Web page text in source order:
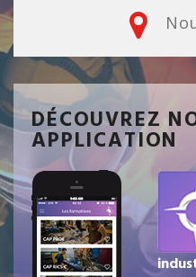
DÉCOUVREZ
APPLICATION